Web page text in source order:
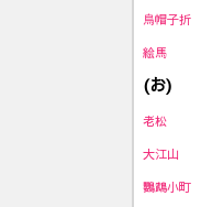
烏帽子折
絵馬
(お)
老松
大江山
鸚鵡小町